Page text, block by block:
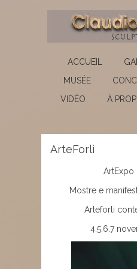
ACCUEIL
MUSÉE
VIDÉO
À
ArteForlì
ArtExpo
Mostre e
Arteforli
4.5.6.7